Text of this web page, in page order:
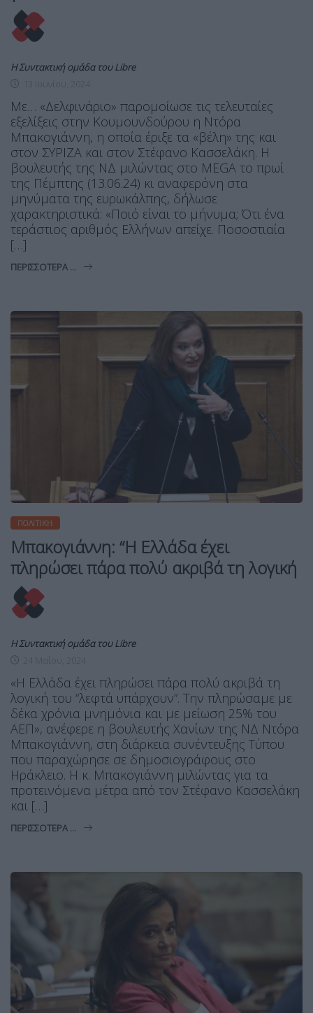
Η Συντακτική ομάδα του Libre
Με… «Δελφινάριο» παρομοίωσε τις τελευταίες
εξελίξεις στην Κουμουνδούρου η Ντόρα
Μπακογιάννη, η οποία έριξε τα «βέλη» της και
στον ΣΥΡΙΖΑ και στον Στέφανο Κασσελάκη. Η
βουλευτής της ΝΔ μιλώντας στο MEGA το πρωί
της Πέμπτης (13.06.24) κι αναφερόνη στα
μηνύματα της ευρωκάλπης, δήλωσε
χαρακτηριστικά: «Ποιό είναι το μήνυμα; Ότι ένα
τεράστιος αριθμός Ελλήνων απείχε. Ποσοστιαία
[…]
ΠΕΡΙΣΣΌΤΕΡΑ ...
ΠΟΛΙΤΙΚΉ
Μπακογιάννη: “Η Ελλάδα έχει
πληρώσει πάρα πολύ ακριβά τη λογική
Η Συντακτική ομάδα του Libre
«Η Ελλάδα έχει πληρώσει πάρα πολύ ακριβά τη
λογική του “λεφτά υπάρχουν”. Την πληρώσαμε με
δέκα χρόνια μνημόνια και με μείωση 25% του
ΑΕΠ», ανέφερε η βουλευτής Χανίων της ΝΔ Ντόρα
Μπακογιάννη, στη διάρκεια συνέντευξης Τύπου
που παραχώρησε σε δημοσιογράφους στο
Ηράκλειο. Η κ. Μπακογιάννη μιλώντας για τα
προτεινόμενα μέτρα από τον Στέφανο Κασσελάκη
και […]
ΠΕΡΙΣΣΌΤΕΡΑ ...